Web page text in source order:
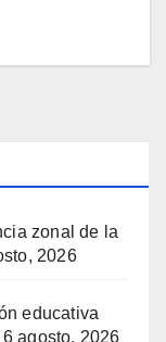
zonal de la
2026
educativa
6 agosto, 2026